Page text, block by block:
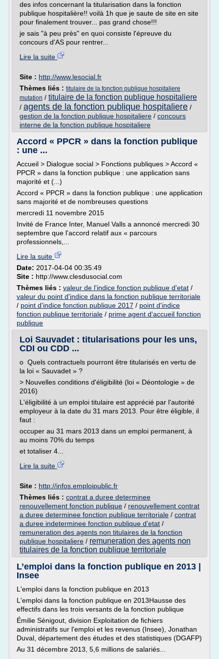
des infos concernant la titularisation dans la fonction
publique hospitalière!! voilà 1h que je saute de site en site
pour finalement trouver... pas grand chose!!!
je sais "à peu près" en quoi consiste l'épreuve du
concours d'AS pour rentrer...
Lire la suite
Site : http://www.lesocial.fr
Thèmes liés : titulaire de la fonction publique hospitaliere
mutation / titulaire de la fonction publique hospitaliere
/ agents de la fonction publique hospitaliere /
gestion de la fonction publique hospitaliere / concours
interne de la fonction publique hospitaliere
Accord « PPCR » dans la fonction publique
: une ...
Accueil > Dialogue social > Fonctions publiques > Accord «
PPCR » dans la fonction publique : une application sans
majorité et (...)
Accord « PPCR » dans la fonction publique : une application
sans majorité et de nombreuses questions
mercredi 11 novembre 2015
Invité de France Inter, Manuel Valls a annoncé mercredi 30
septembre que l'accord relatif aux « parcours
professionnels,...
Lire la suite
Date: 2017-04-04 00:35:49
Site : http://www.clesdusocial.com
Thèmes liés : valeur de l'indice fonction publique d'etat /
valeur du point d'indice dans la fonction publique territoriale
/ point d'indice fonction publique 2017 / point d'indice
fonction publique territoriale / prime agent d'accueil fonction
publique
Loi Sauvadet : titularisations pour les uns,
CDI ou CDD ...
o Quels contractuels pourront être titularisés en vertu de
la loi « Sauvadet » ?
> Nouvelles conditions d'éligibilité (loi « Déontologie » de
2016)
L'éligibilité à un emploi titulaire est apprécié par l'autorité
employeur à la date du 31 mars 2013. Pour être éligible, il
faut :
occuper au 31 mars 2013 dans un emploi permanent, à
au moins 70% du temps
et totaliser 4...
Lire la suite
Site : http://infos.emploipublic.fr
Thèmes liés : contrat a duree determinee
renouvellement fonction publique / renouvellement contrat
a duree determinee fonction publique territoriale / contrat
a duree indeterminee fonction publique d'etat /
remuneration des agents non titulaires de la fonction
publique hospitaliere / remuneration des agents non
titulaires de la fonction publique territoriale
L’emploi dans la fonction publique en 2013 |
Insee
L'emploi dans la fonction publique en 2013
L'emploi dans la fonction publique en 2013Hausse des
effectifs dans les trois versants de la fonction publique
Émilie Sénigout, division Exploitation de fichiers
administratifs sur l'emploi et les revenus (Insee), Jonathan
Duval, département des études et des statistiques (DGAFP)
Au 31 décembre 2013, 5,6 millions de salariés...